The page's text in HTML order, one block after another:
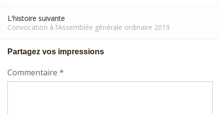
L'histoire suivante
Convocation à l’Assemblée générale ordinaire 2019
Partagez vos impressions
Commentaire *